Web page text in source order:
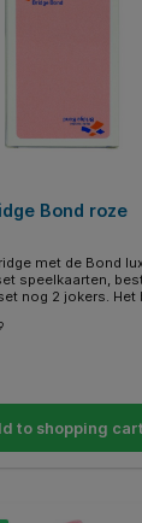
Bond roze
met de Bond
speelkaarten,
nog 2 jokers. Het
voor een
to shopping cart